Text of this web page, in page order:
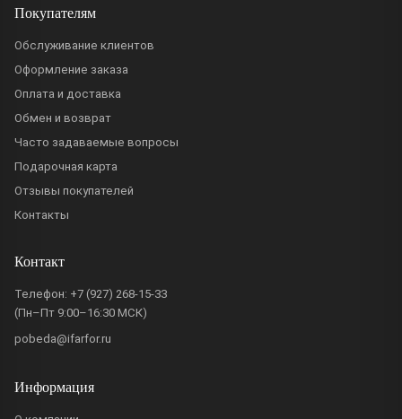
Покупателям
Обслуживание клиентов
Оформление заказа
Оплата и доставка
Обмен и возврат
Часто задаваемые вопросы
Подарочная карта
Отзывы покупателей
Контакты
Контакт
Телефон: +7 (927) 268-15-33
(Пн–Пт 9:00–16:30 МСК)
pobeda@ifarfor.ru
Информация